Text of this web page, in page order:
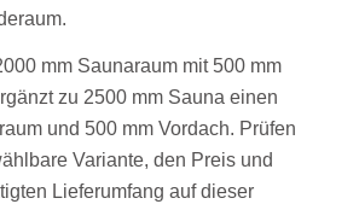
mm Saunaraum mit 500 mm
zu 2500 mm Sauna einen
und 500 mm Vordach. Prüfen
Variante, den Preis und
Lieferumfang auf dieser